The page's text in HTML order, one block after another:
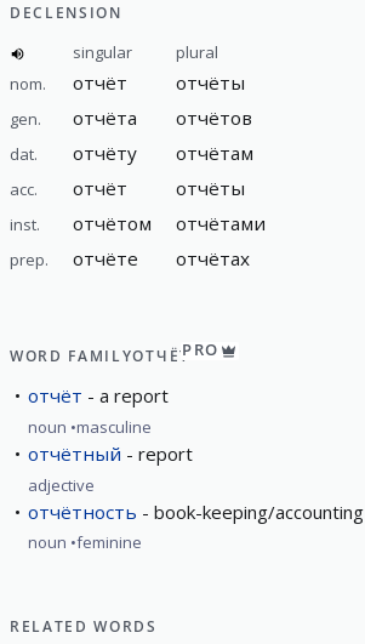
DECLENSION
singular
plural
nom.
отчёт отчёты
gen. отчёта отчётов
dat. отчёту отчётам
acc. отчёт отчёты
inst. отчётом отчётами
prep. отчёте отчётах
WORD FAMILYОТЧЁТPRO
отчёт a report
noun masculine
отчётный report
adjective
отчётность book-keeping/accounting
noun feminine
RELATED WORDS